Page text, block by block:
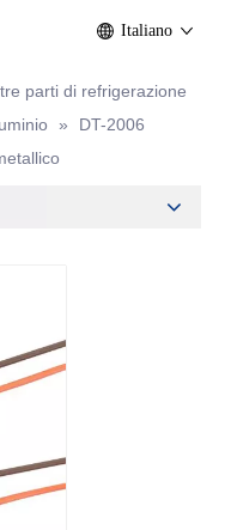
Italiano
parti di refrigerazione
»
DT-2006